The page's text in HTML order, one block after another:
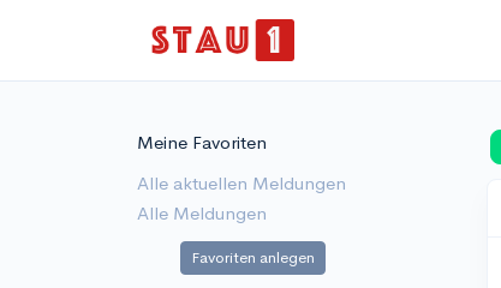
Meine Favoriten
Alle aktuellen Meldungen
Alle Meldungen
Favoriten anlegen